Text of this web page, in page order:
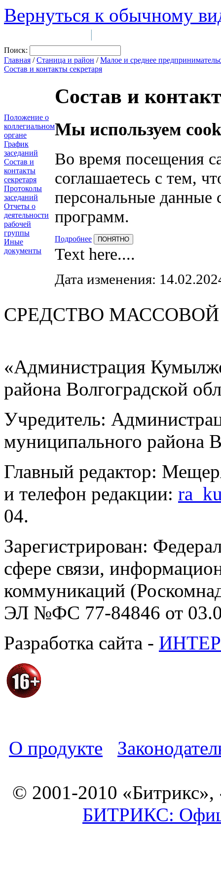
Вернуться к обычному
|
Поиск:
Главная /Станица и район /Малое и среднее
Состав и контакты секретаря
Положение о
коллегиальном
органе
График
заседаний
Состав и
контакты
секретаря
Протоколы
заседаний
Отчеты о
деятельности
рабочей
группы
Иные
документы
Состав и
Мы используем
Во время посещения
соглашаетесь с тем,
персональные данные
программ.
Подробнее ПОНЯТНО
Text here....
Дата изменения:
СРЕДСТВО
«Администрация
района Волгоградской
Учредитель:
муниципального района
Главный редактор:
и телефон редакции:
04.
Зарегистрирован:
сфере связи,
коммуникаций
ЭЛ №ФС 77-84846 от
Разработка сайта -
О продукте
© 2001-2010 «Битрикс»,
БИТРИКС: